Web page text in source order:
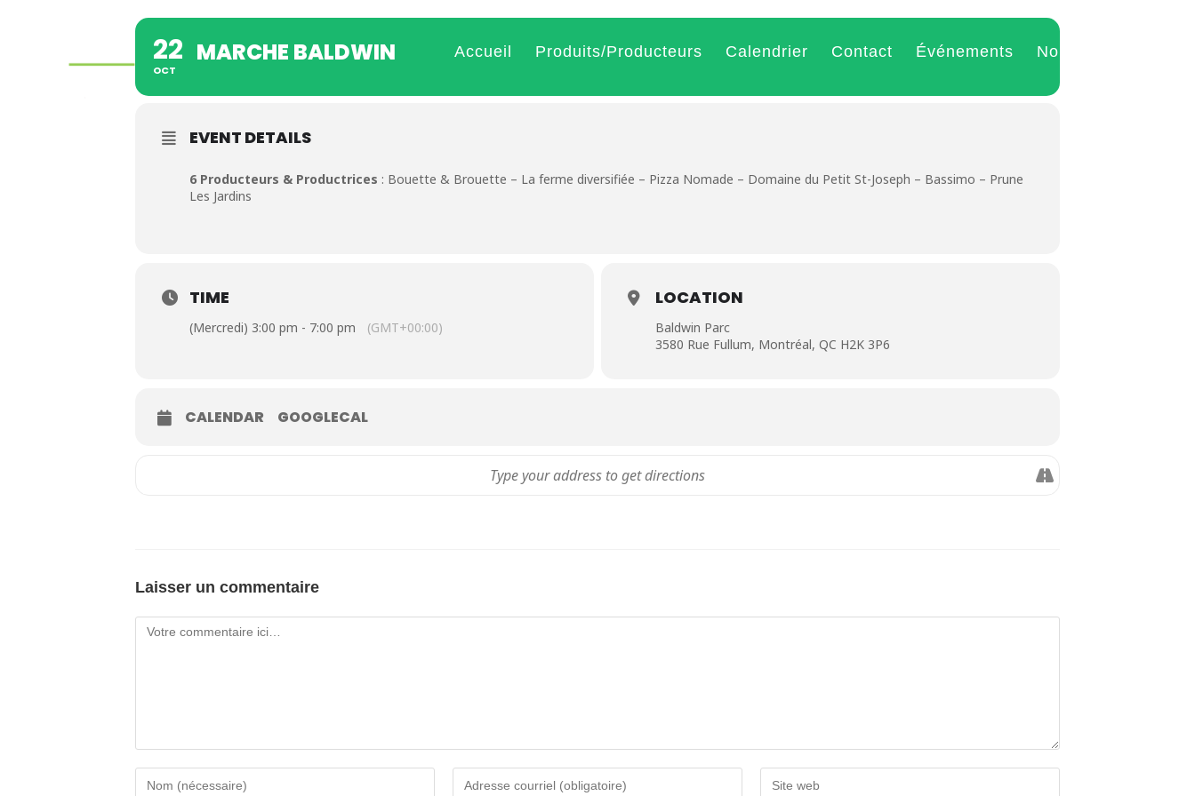
Accueil Produits/Producteurs Calendrier Contact Événements Nouvelles
22
OCT
MARCHE BALDWIN
EVENT DETAILS
6 Producteurs & Productrices : Bouette & Brouette – La ferme diversifiée – Pizza Nomade – Domaine du Petit St-Joseph – Bassimo – Prune
Les Jardins
TIME
(Mercredi) 3:00 pm - 7:00 pm (GMT+00:00)
LOCATION
Baldwin Parc
3580 Rue Fullum, Montréal, QC H2K 3P6
CALENDAR GOOGLECAL
Laisser un commentaire